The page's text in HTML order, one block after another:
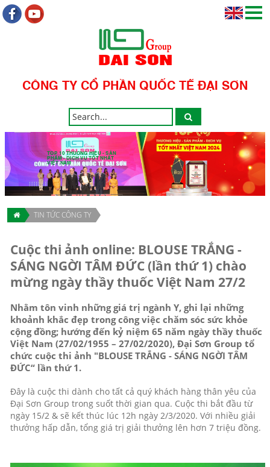
CÔNG TY CỔ PHẦN QUỐC TẾ ĐẠI SƠN
TOP 10 THƯƠNG HIỆU - SẢN
PHẨM - DỊCH VỤ TỐT NHẤT
VIỆT NAM
TIN TỨC CÔNG TY
Cuộc thi ảnh online: BLOUSE TRẮNG -
SÁNG NGỜI TÂM ĐỨC (lần thứ 1) chào
mừng ngày thầy thuốc Việt Nam 27/2
Nhằm tôn vinh những giá trị ngành Y, ghi lại những
khoảnh khắc đẹp trong công việc chăm sóc sức khỏe
cộng đồng; hướng đến kỷ niệm 65 năm ngày thầy thuốc
Việt Nam (27/02/1955 – 27/02/2020), Đại Sơn Group tổ
chức cuộc thi ảnh "BLOUSE TRẮNG - SÁNG NGỜI TÂM
ĐỨC“ lần thứ 1.
Đây là cuộc thi dành cho tất cả quý khách hàng thân yêu của
Đại Sơn Group trong suốt thời gian qua. Cuộc thi bắt đầu từ
ngày 15/2 & sẽ kết thúc lúc 12h ngày 2/3/2020. Với nhiều giải
thưởng hấp dẫn, tổng giá trị giải thưởng lên hơn 7 triệu đồng.